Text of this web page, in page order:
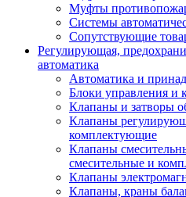
Муфты
Системы
Сопутствующие
Регулирующая,
автоматика
Автоматика и
Блоки управления и
Клапаны и затворы
Клапаны
комплектующие
Клапаны
смесительные и
Клапаны
Клапаны, краны